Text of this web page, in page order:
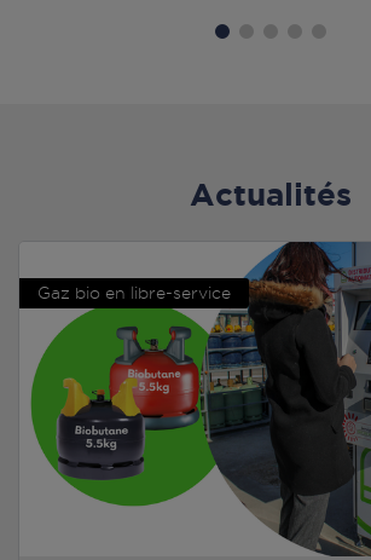
Actualités
Gaz bio en libre-service